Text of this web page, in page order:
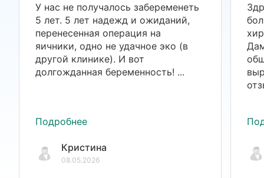
У нас не получалось забеременеть
5 лет. 5 лет надежд и ожиданий,
перенесенная операция на
яичники, одно не удачное эко (в
другой клинике). И вот
долгожданная беременность! ...
Подробнее
Кристина
08.05.2026